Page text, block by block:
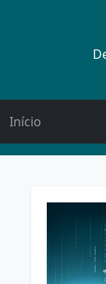
Início